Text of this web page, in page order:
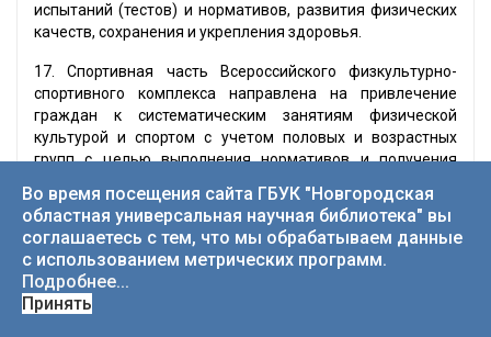
испытаний (тестов) и нормативов, развития физических
качеств, сохранения и укрепления здоровья.
17. Спортивная часть Всероссийского физкультурно-
спортивного комплекса направлена на привлечение
граждан к систематическим занятиям физической
культурой и спортом с учетом половых и возрастных
групп с целью выполнения нормативов и получения
требования и условия их выполнения для многоборий,
состоящих из видов испытаний (тестов), входящих во
Всероссийский физкультурно-спортивный комплекс.
Виды многоборий Всероссийского физкультурно-
спортивного комплекса утверждаются Министерством
спорта Российской Федерации.
Во время посещения сайта ГБУК "Новгородская
областная универсальная научная библиотека" вы
соглашаетесь с тем, что мы обрабатываем данные
с использованием метрических программ.
Подробнее...
Принять